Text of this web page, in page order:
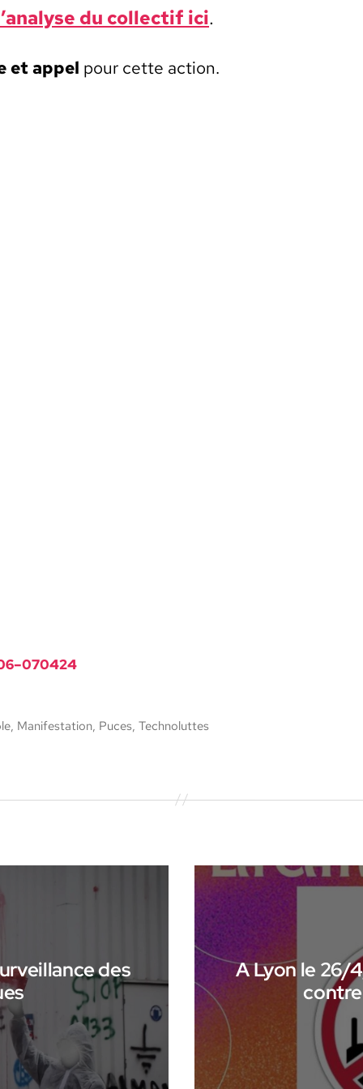
du col­lec­tif ici.
et appel pour cette action.
, Manifestation, Puces, Technoluttes
des
A Lyon le 26/